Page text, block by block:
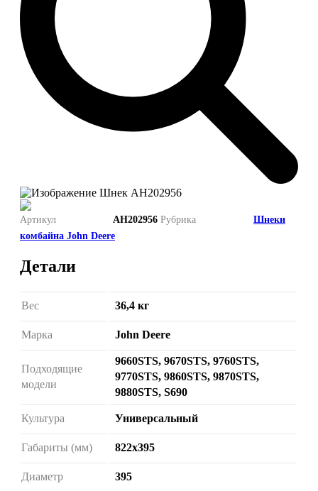
Артикул AH202956 Рубрика
Шнеки
комбайна John Deere
Детали
Вес 36,4 кг
Марка John Deere
Подходящие
модели
9660STS, 9670STS, 9760STS,
9770STS, 9860STS, 9870STS,
9880STS, S690
Культура Универсальный
Габариты (мм) 822х395
Диаметр 395